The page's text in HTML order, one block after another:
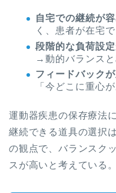
自宅での継続が
く、患者が在宅
段階的な負荷設
→動的バランス
フィードバック
「今どこに重心
運動器疾患の保存療法
継続できる道具の選択
の観点で、バランスク
スが高いと考えている。